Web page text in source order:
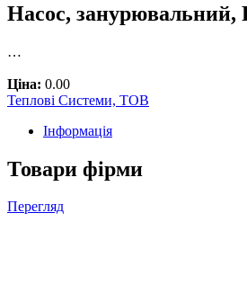
Насос, занурювальний,
…
Ціна: 0.00
Теплові Системи, ТОВ
Інформація
Товари фірми
Перегляд